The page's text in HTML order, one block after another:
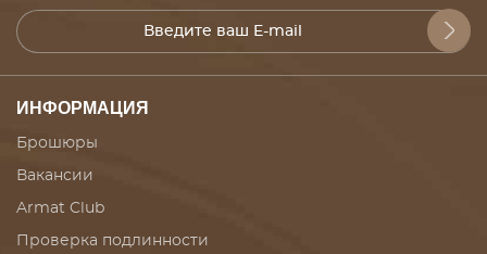
ИНФОРМАЦИЯ
Брошюры
Вакансии
Armat Club
Проверка подлинности